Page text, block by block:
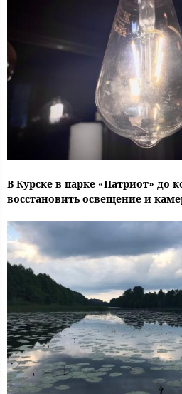
В Курске в парке «Патриот» до
восстановить освещение и